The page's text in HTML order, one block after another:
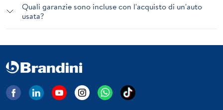
Quali garanzie sono incluse con l'acquisto di un'auto
usata?